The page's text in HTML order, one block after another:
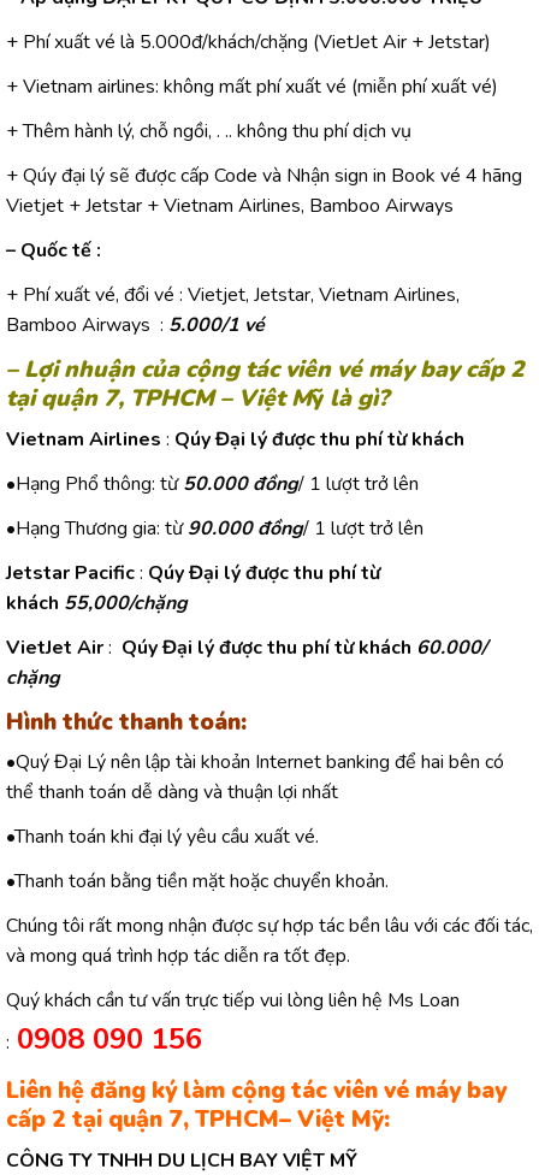
+ Phí xuất vé là 5.000đ/khách/chặng (VietJet Air + Jetstar)
+ Vietnam airlines: không mất phí xuất vé (miễn phí xuất vé)
+ Thêm hành lý, chỗ ngồi, . .. không thu phí dịch vụ
+ Qúy đại lý sẽ được cấp Code và Nhận sign in Book vé 4 hãng
Vietjet + Jetstar + Vietnam Airlines, Bamboo Airways
– Quốc tế :
+ Phí xuất vé, đổi vé : Vietjet, Jetstar, Vietnam Airlines,
Bamboo Airways : 5.000/1 vé
– Lợi nhuận của cộng tác viên vé máy bay cấp 2
tại quận 7, TPHCM – Việt Mỹ là gì?
Vietnam Airlines : Qúy Đại lý được thu phí từ khách
•Hạng Phổ thông: từ50.000 đồng/ 1 lượt trở lên
•Hạng Thương gia: từ90.000 đồng/ 1 lượt trở lên
Jetstar Pacific: Qúy Đại lý được thu phí từ
khách 55,000/chặng
VietJet Air: Qúy Đại lý được thu phí từ khách 60.000/
chặng
Hình thức thanh toán:
•Quý Đại Lý nên lập tài khoản Internet banking để hai bên có
thể thanh toán dễ dàng và thuận lợi nhất
•Thanh toán khi đại lý yêu cầu xuất vé.
•Thanh toán bằng tiền mặt hoặc chuyển khoản.
Chúng tôi rất mong nhận được sự hợp tác bền lâu với các đối tác,
và mong quá trình hợp tác diễn ra tốt đẹp.
Quý khách cần tư vấn trực tiếp vui lòng liên hệ Ms Loan
: 0908 090 156
Liên hệ đăng ký làm cộng tác viên vé máy bay
cấp 2 tại quận 7, TPHCM– Việt Mỹ:
CÔNG TY TNHH DU LỊCH BAY VIỆT MỸ